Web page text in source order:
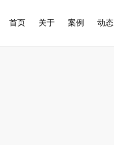
首页 关于 案例 动态